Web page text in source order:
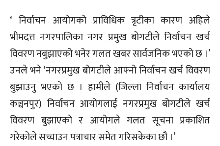
‘ निर्वाचन आयोगको प्राविधिक त्रृटीका कारण अहिले
भीमदत्त नगरपालिका नगर प्रमुख बोगटीले निर्वाचन खर्च
विवरण नबुझाएको भनेर गलत खबर सार्वजनिक भएको छ ।’
उनले भने ‘नगरप्रमुख बोगटीले आफ्नो निर्वाचन खर्च विवरण
बुझाउनु भएको छ । हामीले (जिल्ला निर्वाचन कार्यालय
कञ्चनपुर) निर्वाचन आयोगलाई नगरप्रमुख बोगटीले खर्च
विवरण बुझाएको र आयोगले गलत सूचना प्रकाशित
गरेकोले सच्चाउन पत्राचार समेत गरिसकेका छौ ।’